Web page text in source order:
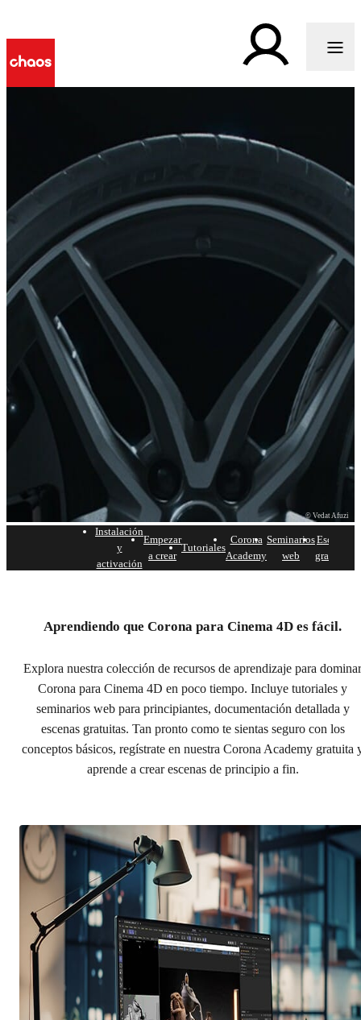
© Vedat Afuzi
para Cinema 4D.
Corona para Cinema 4D y producir renderizados
hermosos.
Instalación
y
activación
Empezar
a crear
Tutoriales
Corona
Academy
Seminarios
web
Escenas
gratuitas
Aprendiendo que Corona para Cinema 4D es fácil.
Explora nuestra colección de recursos de aprendizaje para dominar
Corona para Cinema 4D en poco tiempo. Incluye tutoriales y
seminarios web para principiantes, documentación detallada y
escenas gratuitas. Tan pronto como te sientas seguro con los
conceptos básicos, regístrate en nuestra Corona Academy gratuita
aprende a crear escenas de principio a fin.